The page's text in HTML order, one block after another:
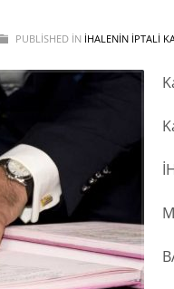
PUBLISHED IN İHALENIN İPTALI